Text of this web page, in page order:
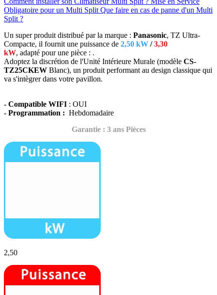
Obligatoire pour un Multi Split Que faire en cas de panne d'un Multi
Split ?
Un super produit distribué par la marque : Panasonic, TZ Ultra-
Compacte, il fournit une puissance de 2,50 kW /3,30
kW, adapté pour une pièce : .
Adoptez la discrétion de l'Unité Intérieure Murale (modèle CS-
TZ25CKEW Blanc), un produit performant au design classique qui
va s'intègrer dans votre pavillon.
- Compatible WIFI : OUI
- Programmation : Hebdomadaire
Garantie : 3 ans Pièces
2,50